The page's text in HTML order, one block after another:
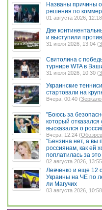
Названы причины
решения по
01 августа 2026,
Две
и выступили
31 июля 2026, 13:04 (
Свитолина с
турнире WTA в
31 июля 2026, 10:30 (
Украинские
стартовали на
Вчера, 00:40 (
"Боюсь за
который
высказался о
Вчера, 12:24 (
"Бензина нет, а вы
россиянам, как ей
поплатилась за это
02 августа 2026,
Левченко и еще 12
Украины на ЧЕ по
ли Магучих
03 августа 2026,